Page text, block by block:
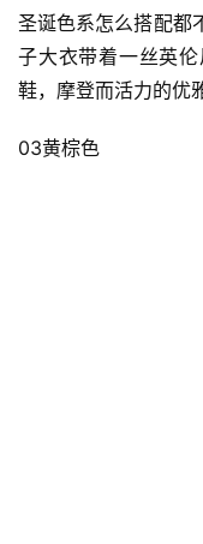
圣诞色系怎么搭配都
子大衣带着一丝英
鞋，摩登而活力的优
03黄棕色